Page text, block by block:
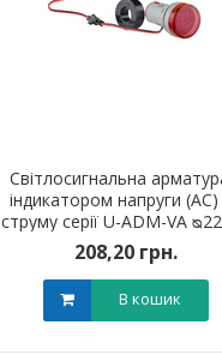
Світлосигнальна
індикатором напруги (АС)
струму серії U-ADM-VA
кругла, червона
208,20 грн.
В кошик